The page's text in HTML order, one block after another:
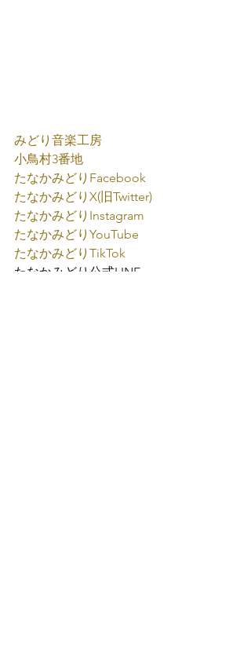
みどり音楽工房
小鳥村3番地
たなかみどり Facebook
たなかみどり X(旧Twitter)
たなかみどり Instagram
たなかみどり YouTube
たなかみどり TikTok
たなかみどり公式LINE